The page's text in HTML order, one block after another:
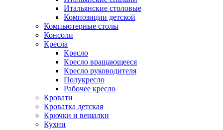
Итальянские столовые
Композиции детской
Компьютерные столы
Консоли
Кресла
Кресло
Кресло вращающееся
Кресло руководителя
Полукресло
Рабочее кресло
Кровати
Кроватка детская
Крючки и вешалки
Кухни